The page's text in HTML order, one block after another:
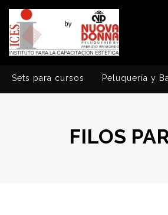
Sets para cursos Peluquería y
FILOS